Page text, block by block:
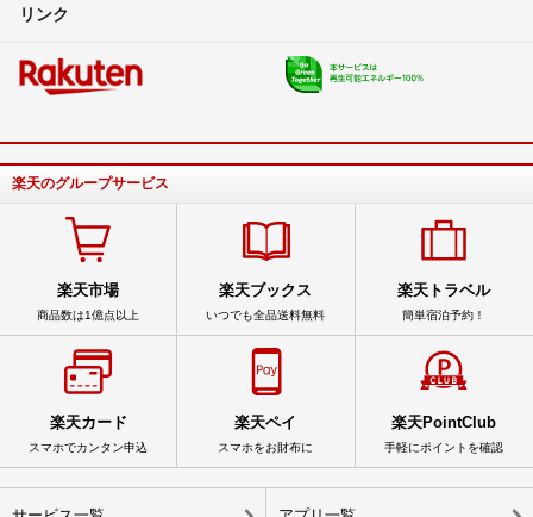
リンク
楽天のグループサービス
楽天市場
商品数は1億点以上
楽天ブックス
いつでも全品送料無料
楽天トラベル
簡単宿泊予約！
楽天カード
スマホでカンタン申込
楽天ペイ
スマホをお財布に
楽天PointClub
手軽にポイントを確認